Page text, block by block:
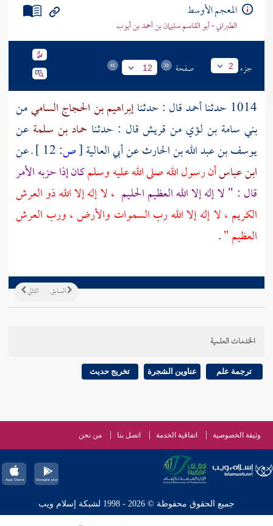
المعجم الأوسط
الطبراني - أبو القاسم سليمان بن أحمد بن أيوب
جزء 2 صفحة 12
1014 حدثنا أحمدقال : حدثناإبراهيم بن الحجاج الساميمن
بني سامة بن لؤي من قريش قال : حدثنا حماد بن سلمة عن
يوسف بن عبد الله بن الحارثعنأبي العالية[ص:
ـ عن
ابن عباسأن رسول الله صلى الله عليه وسلمكان إذا حزبه الأمر
قال : " لا إله إلا الله العظيم الحليم ، لا إله إلا الله ذو العرش
الكريم ، لا إله إلا الله رب السموات والأرض ، ورب العرش
العظيم ".
التالي السابق
الخدمات العلمية
ترجمة علم عناوين الشجرة تخريج حديث
وثيقة الخصوصية اتفاقية الخدمة اتصل بنا من نحن
جميع الحقوق محفوظة © 2026 - 1998 لشبكة إسلام ويب